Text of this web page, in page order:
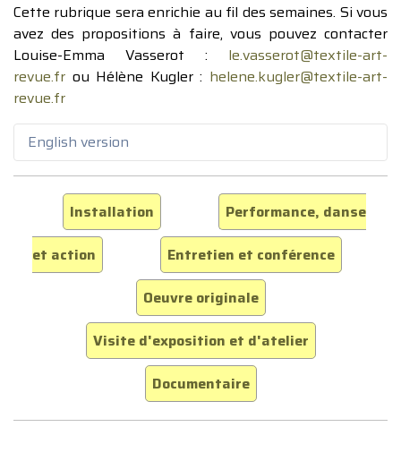
Cette rubrique sera enrichie au fil des semaines. Si vous
avez des propositions à faire, vous pouvez contacter
Louise-Emma Vasserot : le.vasserot@textile-art-
revue.fr ou Hélène Kugler : helene.kugler@textile-art-
revue.fr
English version
Installation
Performance, danse
et action
Entretien et conférence
Oeuvre originale
Visite d'exposition et d'atelier
Documentaire